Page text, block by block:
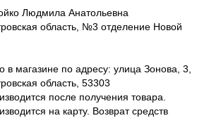
Людмила Анатольевна
область, №3 отделение Новой
в магазине по адресу: улица Зонова, 3,
область, 53303
после получения товара.
на карту. Возврат средств